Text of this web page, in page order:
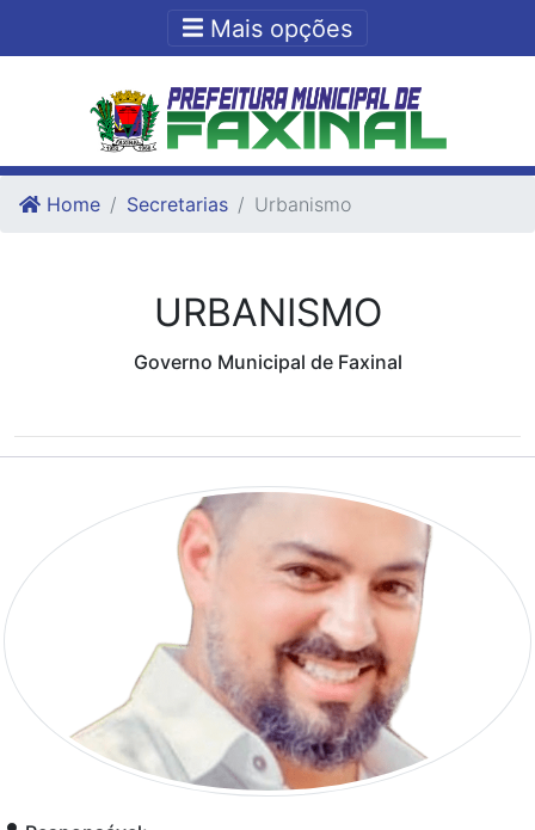
Ir para o fim do conteudo
Mais opções
Home Secretarias Urbanismo
URBANISMO
Governo Municipal de Faxinal